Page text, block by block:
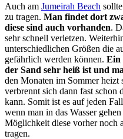
Auch am Jumeirah Beach
zu tragen. Man findet dort
diese sind auch vorhanden.
sehr schnell verletzen.
unterschiedlichen Größen die
gefährlich werden können. Ein
der Sand sehr heiß ist und
den Monaten im Sommer heizt
verbrennt sich dann fast schon
kann. Somit ist es auf jeden
wenn man in das Wasser
Möglichkeit diese vorher noch
tragen.